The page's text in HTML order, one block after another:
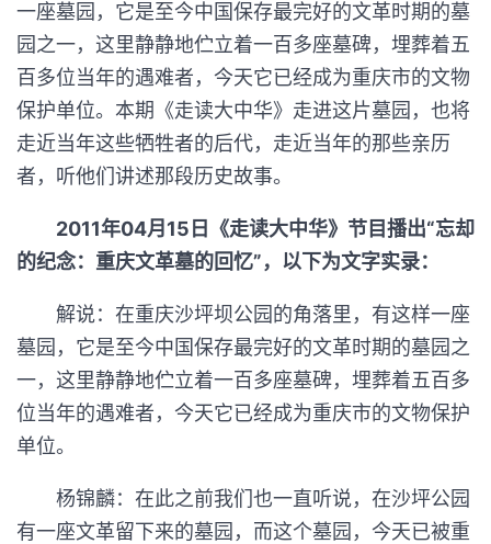
一座墓园，它是至今中国保存最完好的文革时期的墓
园之一，这里静静地伫立着一百多座墓碑，埋葬着五
百多位当年的遇难者，今天它已经成为重庆市的文物
保护单位。本期《走读大中华》走进这片墓园，也将
走近当年这些牺牲者的后代，走近当年的那些亲历
者，听他们讲述那段历史故事。
2011年04月15日《走读大中华》节目播出“忘却
的纪念：重庆文革墓的回忆”，以下为文字实录：
解说：在重庆沙坪坝公园的角落里，有这样一座
墓园，它是至今中国保存最完好的文革时期的墓园之
一，这里静静地伫立着一百多座墓碑，埋葬着五百多
位当年的遇难者，今天它已经成为重庆市的文物保护
单位。
杨锦麟：在此之前我们也一直听说，在沙坪公园
有一座文革留下来的墓园，而这个墓园，今天已被重